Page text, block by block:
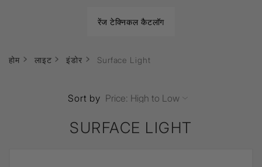
रेंज टेक्निकल कैटलॉग
होम लाइट इंडोर Surface Light
SURFACE LIGHT
Sort by